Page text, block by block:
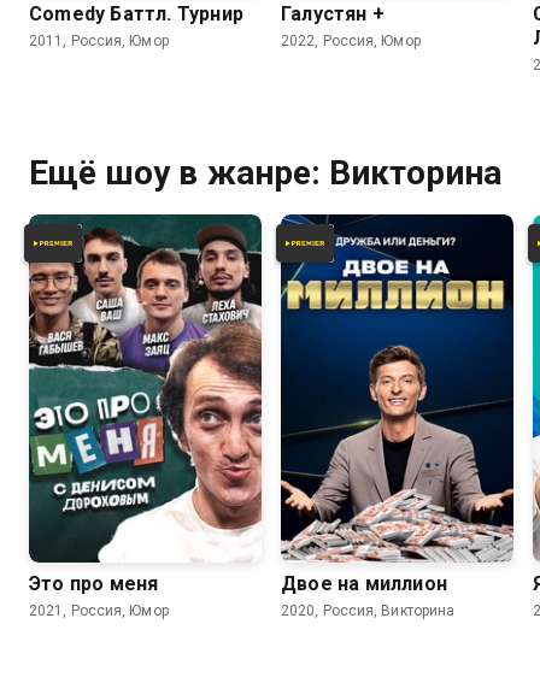
Comedy Баттл. Турнир
2011, Россия, Юмор
Галустян +
2022, Россия, Юмор
Ещё шоу в жанре: Викторина
Это про меня
2021, Россия, Юмор
6.3
Двое на миллион
2020, Россия, Викторина